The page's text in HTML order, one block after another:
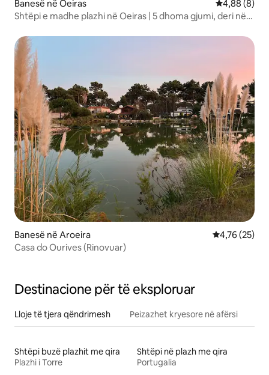
Banesë në Oeiras Vlerësimi
4,88 (8)
Shtëpi e madhe plazhi në Oeiras | 5 dhoma gjumi, deri në
Banesë në Aroeira Vlerësimi
4,76 (25)
Casa do Ourives (Rinovuar)
Destinacione për të eksploruar
Lloje të tjera qëndrimesh Peizazhet kryesore në afërsi
Shtëpi buzë plazhit me qira
Plazhi i Torre
Shtëpi në plazh me qira
Portugalia